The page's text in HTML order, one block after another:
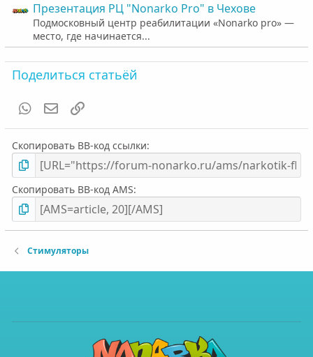
Презентация РЦ "Nonarko Pro" в Чехове
Подмосковный центр реабилитации «Nonarko pro» —
место, где начинается...
Поделиться статьёй
WhatsAppЭлектронная почта
Скопировать BB-код ссылки
Скопировать BB-код AMS
Стимуляторы